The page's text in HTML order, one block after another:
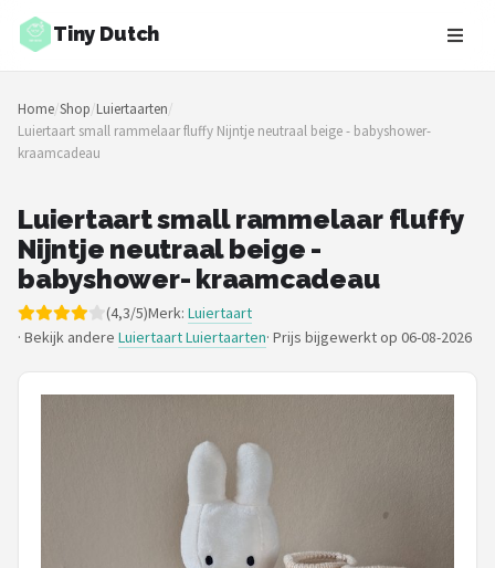
Tiny Dutch
Zoeken
NAVIGATIE
Shop
Merken
Blog
Speelgoed
Knuffel Cadeaus
Home/Shop/Luiertaarten/
Luiertaart small rammelaar fluffy Nijntje neutraal beige - babyshower-
kraamcadeau
Luiertaart small rammelaar fluffy
Nijntje neutraal beige -
babyshower- kraamcadeau
(4,3/5)Merk: Luiertaart
· Bekijk andere Luiertaart Luiertaarten· Prijs bijgewerkt op 06-08-2026